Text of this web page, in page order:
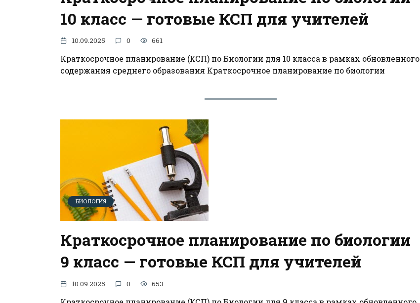
10 класс — готовые КСП для учителей
10.09.2025 0 661
Краткосрочное планирование (КСП) по Биологии для 10 класса в рамках обновленного
содержания среднего образования Краткосрочное планирование по биологии
БИОЛОГИЯ
Краткосрочное планирование по биологии
9 класс — готовые КСП для учителей
10.09.2025 0 653